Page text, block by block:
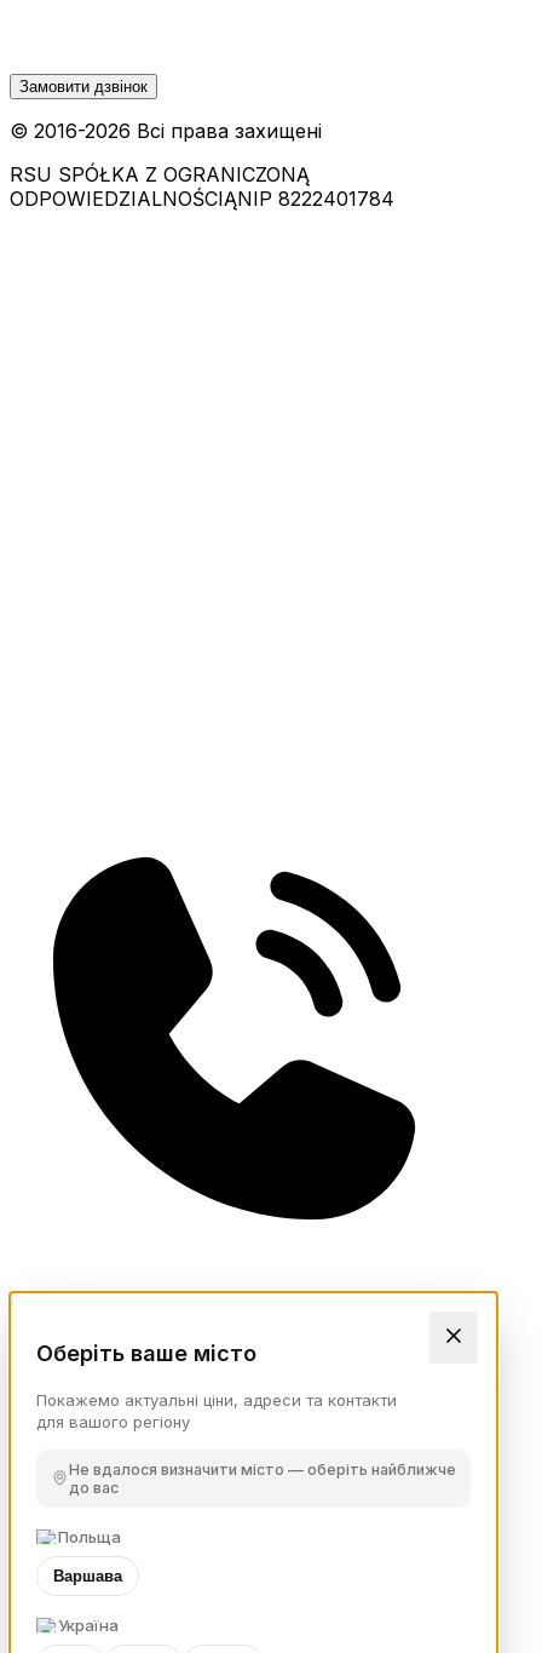
Замовити дзвінок
© 2016-2026 Всі права захищені
RSU SPÓŁKA Z OGRANICZONĄ
ODPOWIEDZIALNOŚCIĄNIP 8222401784
Оберіть ваше місто
Покажемо актуальні ціни, адреси та контакти
для вашого регіону
Не вдалося визначити місто — оберіть найближче
до вас
Польща
Варшава
Україна